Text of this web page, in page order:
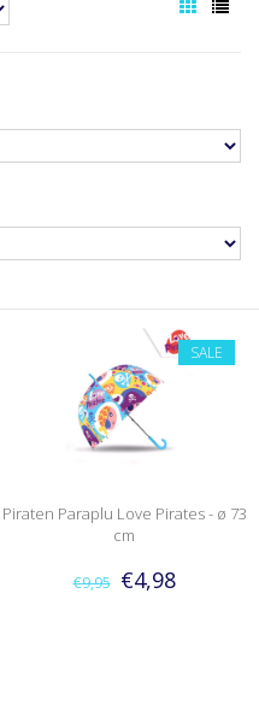
SALE
Piraten Paraplu Love Pirates - ø 73
cm
€9,95 €4,98